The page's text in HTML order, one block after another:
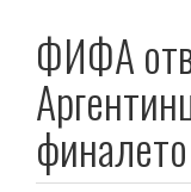
ФИФА